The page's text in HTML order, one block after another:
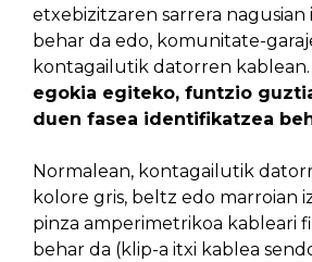
etxebizitzaren sarrera
behar da edo, komunitate-
kontagailutik datorren kablean.
egokia egiteko, funtzio
duen fasea identifikatzea
Normalean, kontagailutik
kolore gris, beltz edo marroian
pinza amperimetrikoa kableari
behar da (klip-a itxi kablea